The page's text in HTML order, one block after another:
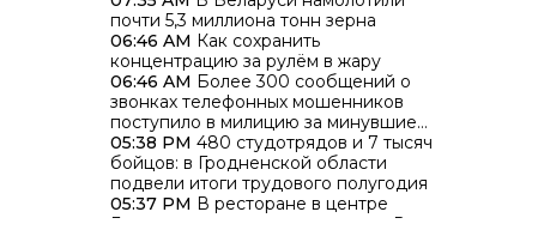
почти 5,3 миллиона тонн зерна
06:46 AM Как сохранить
концентрацию за рулём в жару
06:46 AM Более 300 сообщений о
звонках телефонных мошенников
поступило в милицию за минувшие
сутки
05:38 PM 480 студотрядов и 7 тысяч
бойцов: в Гродненской области
подвели итоги трудового полугодия
05:37 PM В ресторане в центре
Гродно задымилась вентиляция. В